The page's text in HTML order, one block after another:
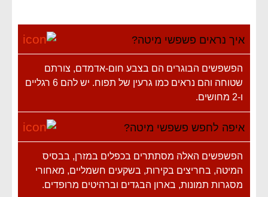
איך נראים פשפשי מיטה?
הפשפשים הבוגרים הם בצבע חום-אדמדם, צורתם
שטוחה והם נראים כמו גרעין של תפוח. יש להם 6 רגליים
ו-2 מחושים.
איפה לחפש פשפשי מיטה?
הפשפשים האלה מסתתרים בכפלים במזרן, בבסיס
המיטה, בחריצים בקירות, בשקעים חשמליים, מאחורי
מסגרות תמונות, בארון הבגדים וברהיטים מרופדים.